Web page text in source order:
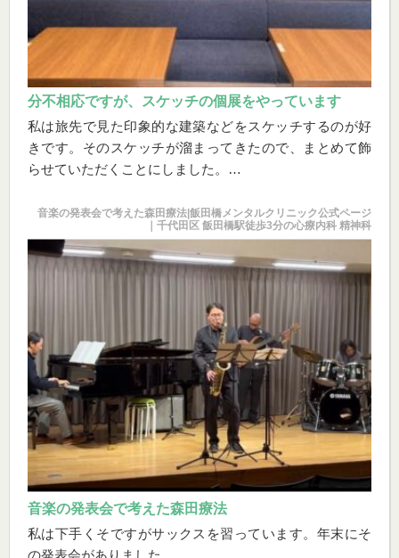
分不相応ですが、スケッチの個展をやっています
私は旅先で見た印象的な建築などをスケッチするのが好
きです。そのスケッチが溜まってきたので、まとめて飾
らせていただくことにしました。
専修大学のカフェで、無料で飾らせてくれるという張り
紙があったのです。わざわざ御出でいただくほどのもの
ではございませんが、お近くにお出かけの際には、寄っ
ていただけますと、幸いです。
音楽の発表会で考えた森田療法|飯田橋メンタルクリニック公式ページ
｜千代田区 飯田橋駅徒歩3分の心療内科 精神科
音楽の発表会で考えた森田療法
私は下手くそですがサックスを習っています。年末にそ
の発表会がありました。